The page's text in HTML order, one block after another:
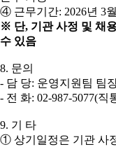
④ 근무기간: 2026년 3월
※ 단, 기관 사정 및 채
수 있음
8. 문의
- 담 당: 운영지원팀 팀
- 전 화: 02-987-5077(직
9. 기 타
① 상기일정은 기관 사